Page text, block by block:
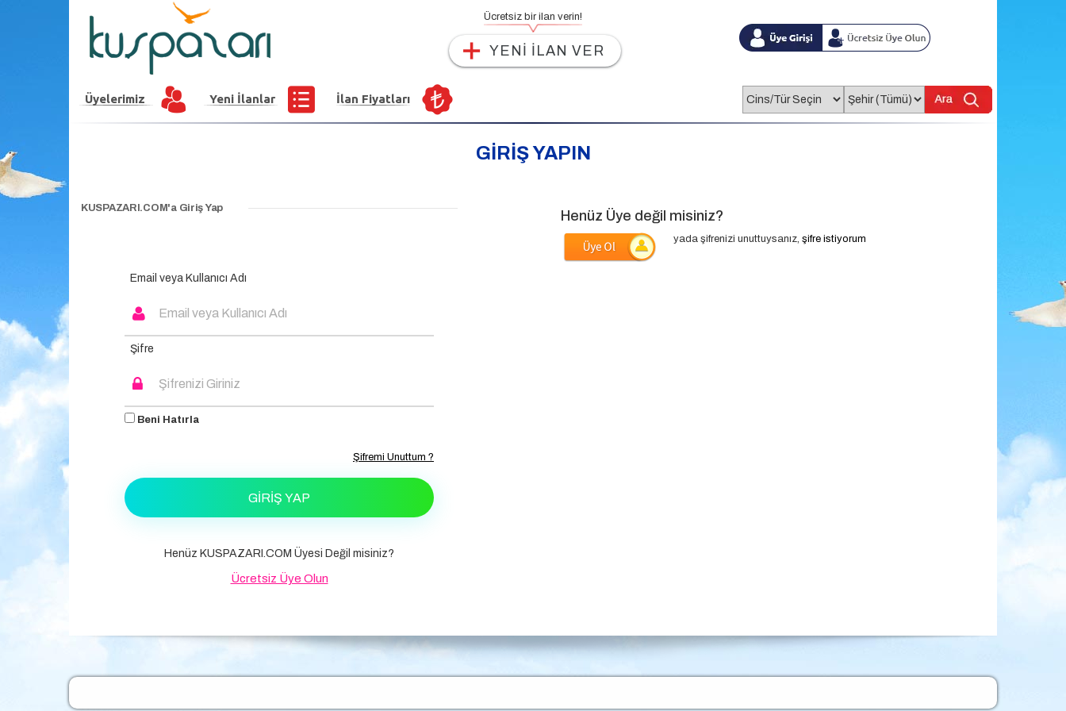
Ücretsiz bir ilan verin!
YENİ İLAN VER
Üyelerimiz Yeni İlanlar İlan Fiyatları
GİRİŞ YAPIN
KUSPAZARI.COM'a Giriş Yap
Email veya Kullanıcı Adı
Şifre
Beni Hatırla
Şifremi Unuttum ?
GIRIŞ YAP
Henüz KUSPAZARI.COM Üyesi Değil misiniz?
Ücretsiz Üye Olun
Henüz Üye değil misiniz?
yada şifrenizi unuttuysanız, şifre istiyorum